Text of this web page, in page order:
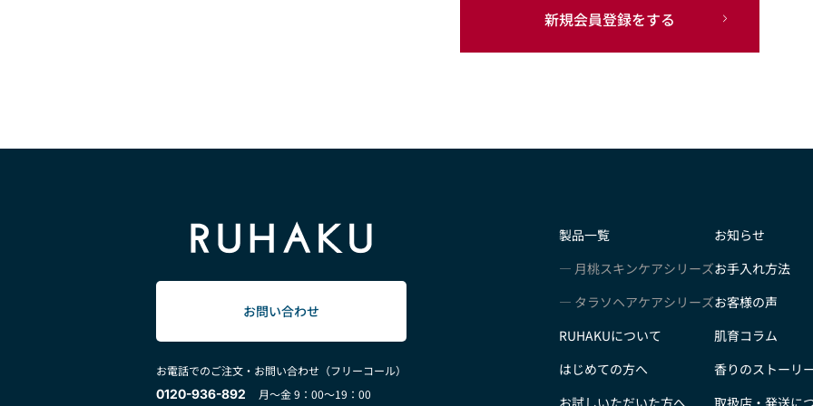
新規会員登録をする
お問い合わせ
お電話でのご注文・お問い合わせ（フリーコール）
0120-936-892
月～金 9：00～19：00
製品一覧
月桃スキンケアシリーズ
タラソヘアケアシリーズ
RUHAKUについて
はじめての方へ
お試しいただいた方へ
お知らせ
お手入れ方法
お客様の声
肌育コラム
香りのストーリ
取扱店・発送に